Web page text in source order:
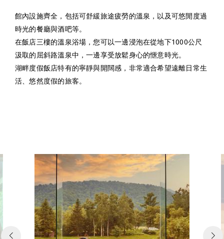
館內設施齊全，包括可舒緩旅途疲勞的溫泉，以及可悠閒度過
時光的餐廳與酒吧等。
在飯店三樓的溫泉浴場，您可以一邊浸泡在從地下1000公尺
汲取的屈斜路溫泉中，一邊享受放鬆身心的愜意時光。
湖畔度假飯店特有的寧靜與開闊感，非常適合希望遠離日常生
活、悠然度假的旅客。